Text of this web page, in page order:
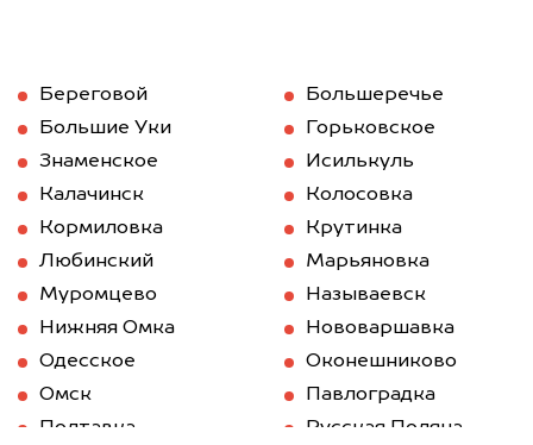
Береговой
Большеречье
Большие Уки
Горьковское
Знаменское
Исилькуль
Калачинск
Колосовка
Кормиловка
Крутинка
Любинский
Марьяновка
Муромцево
Называевск
Нижняя Омка
Нововаршавка
Одесское
Оконешниково
Омск
Павлоградка
Полтавка
Русская Поляна